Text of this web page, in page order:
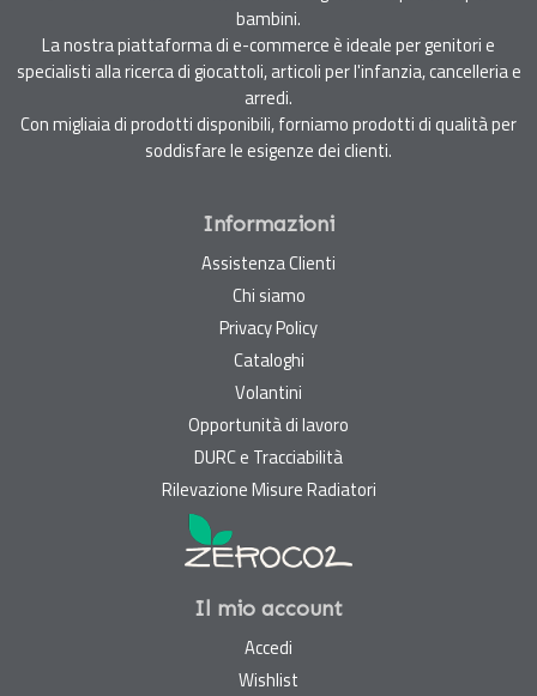
bambini.
La nostra piattaforma di e-commerce è ideale per genitori e
specialisti alla ricerca di giocattoli, articoli per l'infanzia, cancelleria e
arredi.
Con migliaia di prodotti disponibili, forniamo prodotti di qualità per
soddisfare le esigenze dei clienti.
Informazioni
Assistenza Clienti
Chi siamo
Privacy Policy
Cataloghi
Volantini
Opportunità di lavoro
DURC e Tracciabilità
Rilevazione Misure Radiatori
Il mio account
Accedi
Wishlist